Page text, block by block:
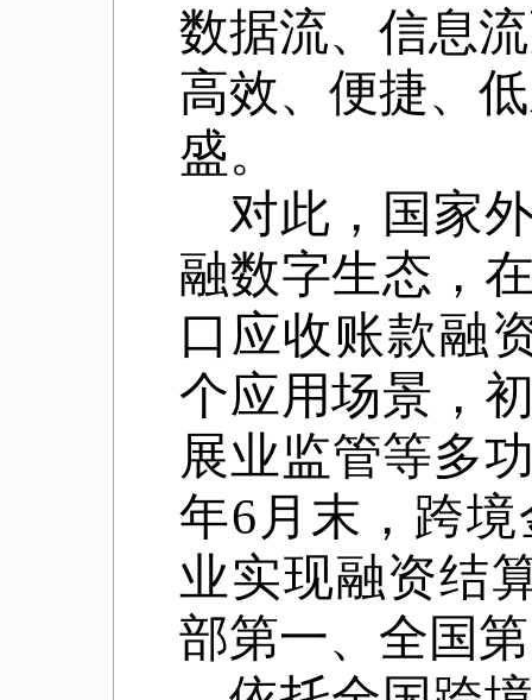
数据流、信息
高效、便捷、
盛。
对此， 国家
融数字生态，
口应收账款融
个应用场景，
展业监管等多
年6月末，跨
业实现融资结
部第一、全国